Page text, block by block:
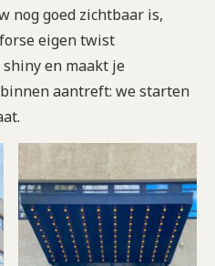
nog goed zichtbaar is,
eigen twist
shiny en maakt je
aantreft: we starten